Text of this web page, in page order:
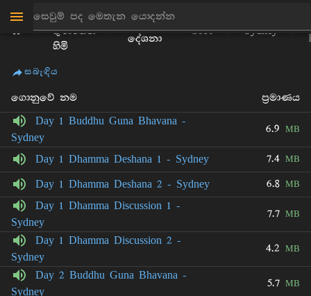
පිටිගල
ගුණරතන
හිමි
ධර්ම
දේශනා
2010 Sydney
සබැඳිය
ගොනුවේ නම
ප්‍රමාණය
Day 1 Buddhu Guna Bhavana -
Sydney
6.9 MB
Day 1 Dhamma Deshana 1 - Sydney 7.4 MB
Day 1 Dhamma Deshana 2 - Sydney 6.8 MB
Day 1 Dhamma Discussion 1 -
Sydney
7.7 MB
Day 1 Dhamma Discussion 2 -
Sydney
4.2 MB
Day 2 Buddhu Guna Bhavana -
Sydney
5.7 MB